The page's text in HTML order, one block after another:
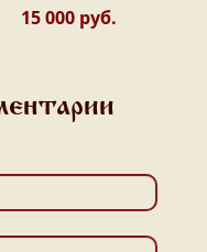
15 000 руб.